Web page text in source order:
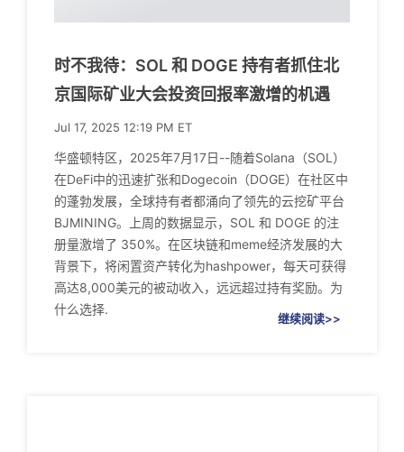
时不我待：SOL 和 DOGE 持有者抓住北
京国际矿业大会投资回报率激增的机遇
Jul 17, 2025 12:19 PM ET
华盛顿特区，2025年7月17日--随着Solana（SOL）
在DeFi中的迅速扩张和Dogecoin（DOGE）在社区中
的蓬勃发展，全球持有者都涌向了领先的云挖矿平台
BJMINING。上周的数据显示，SOL 和 DOGE 的注
册量激增了 350%。在区块链和meme经济发展的大
背景下，将闲置资产转化为hashpower，每天可获得
高达8,000美元的被动收入，远远超过持有奖励。为
什么选择.
继续阅读>>